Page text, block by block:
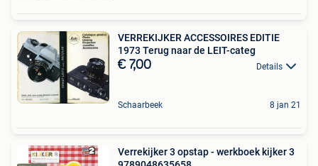
VERREKIJKER ACCESSOIRES EDITIE
1973 Terug naar de LEIT-categ
€ 7,00 Details
Schaarbeek 8 jan 21
Verrekijker 3 opstap - werkboek kijker 3